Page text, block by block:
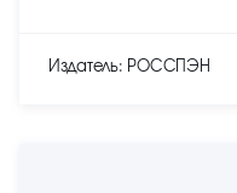
Издатель: РОССПЭН